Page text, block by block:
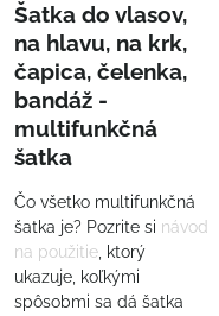
Šatka do vlasov,
na hlavu, na krk,
čapica, čelenka,
bandáž -
multifunkčná
šatka
Čo všetko multifunkčná
šatka je? Pozrite si návod
na použitie , ktorý
ukazuje, koľkými
spôsobmi sa dá šatka